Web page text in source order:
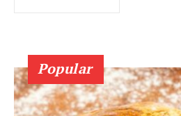
Popular